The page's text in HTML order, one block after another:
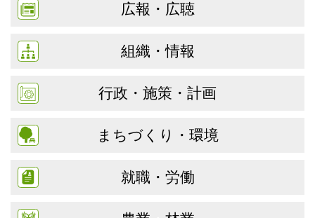
広報・広聴
組織・情報
行政・施策・計画
まちづくり・環境
就職・労働